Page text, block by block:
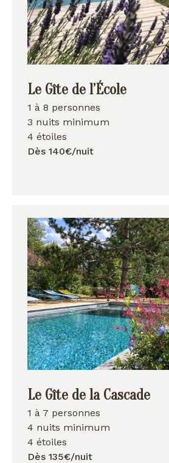
Le Gîte de l’École
1 à 8 personnes
3 nuits minimum
4 étoiles
Dès 140€/nuit
Le Gîte de la Cascade
1 à 7 personnes
4 nuits minimum
4 étoiles
Dès 135€/nuit